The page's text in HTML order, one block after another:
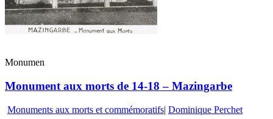
Monumen
Monument aux morts de 14-18 – Mazingarbe
Monuments aux morts et commémoratifs| Dominique Perchet